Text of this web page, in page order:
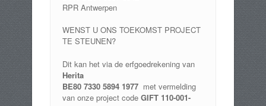
RPR Antwerpen
WENST U ONS TOEKOMST PROJECT
TE STEUNEN?
Dit kan het via de erfgoedrekening van
Herita
BE80 7330 5894 1977 met vermelding
van onze project code GIFT 110-001-